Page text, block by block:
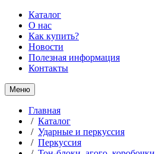
Каталог
О нас
Как купить?
Новости
Полезная информация
Контакты
Меню
Главная
/ Каталог
/ Ударные и перкуссия
/ Перкуссия